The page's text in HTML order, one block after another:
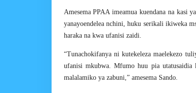
Amesema PPAA imeamua kuendana na kasi
yanayoendelea nchini, huku serikali ikiweka
haraka na kwa ufanisi zaidi.
“Tunachokifanya ni kutekeleza maelekezo
ufanisi mkubwa. Mfumo huu pia utatusaidia
malalamiko ya zabuni,” amesema Sando.